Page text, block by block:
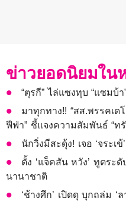
ข่าวยอดนิยมใน
“ตุรกี” ไล่แซงทุบ “แซมบ้
มาทุกทาง!! “สส.พรรคเด
ฟีฟ่า” ชี้แจงความสัมพันธ์ “ท
นักวิ่งมีสะดุ้ง! เจอ ‘จระเ
ตั้ง ‘แจ็คสัน หวัง’ ทูตร
นานาชาติ
‘ช้างศึก’ เปิดดุ บุกถล่ม ‘